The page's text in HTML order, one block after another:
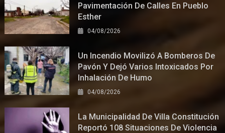
Pavimentación De Calles En Pueblo
Esther
04/08/2026
Un Incendio Movilizó A Bomberos De
Pavón Y Dejó Varios Intoxicados Por
Inhalación De Humo
04/08/2026
La Municipalidad De Villa Constitución
Reportó 108 Situaciones De Violencia